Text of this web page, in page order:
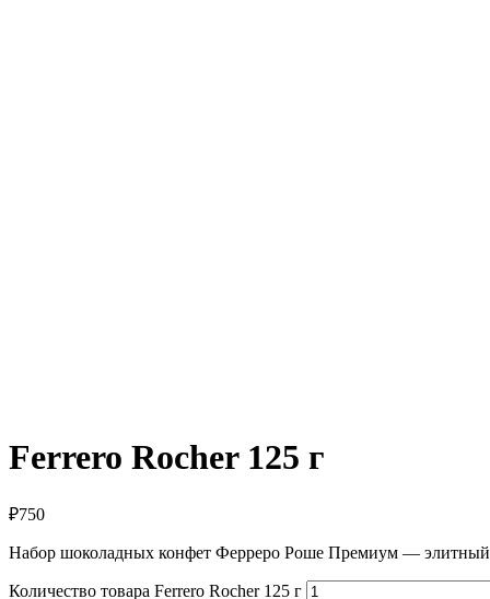
Ferrero Rocher 125 г
₽750
Набор шоколадных конфет Ферреро Роше Премиум — элитный
Количество товара Ferrero Rocher 125 г